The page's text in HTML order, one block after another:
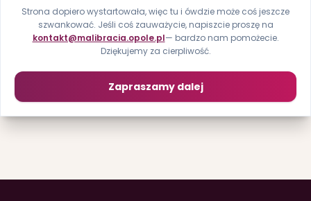
Strona dopiero wystartowała, więc tu i ówdzie może coś jeszcze
szwankować. Jeśli coś zauważycie, napiszcie proszę na
kontakt@malibracia.opole.pl— bardzo nam pomożecie.
Dziękujemy za cierpliwość.
Zapraszamy dalej
Nie znaleźliśmy strony pod tym adresem (błąd 404).
Strona główna Zobacz psiaki